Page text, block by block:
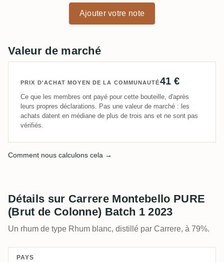
Ajouter votre note
Valeur de marché
PRIX D'ACHAT MOYEN DE LA COMMUNAUTÉ41 €
Ce que les membres ont payé pour cette bouteille, d'après
leurs propres déclarations. Pas une valeur de marché : les
achats datent en médiane de plus de trois ans et ne sont pas
vérifiés.
Comment nous calculons cela →
Détails sur Carrere Montebello PURE
(Brut de Colonne) Batch 1 2023
Un rhum de type Rhum blanc, distillé par Carrere, à 79%.
PAYS